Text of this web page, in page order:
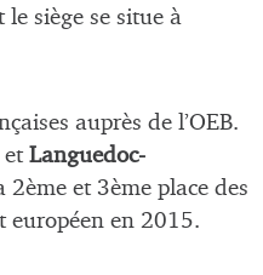
siège se situe à
auprès de l’OEB.
et Languedoc-
et 3ème place des
européen en 2015.